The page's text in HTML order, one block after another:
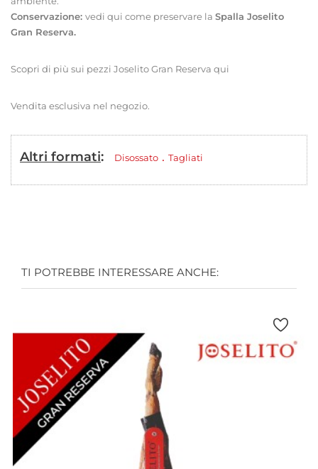
Conservazione: vedi qui come preservare la Spalla Joselito
Gran Reserva.
Scopri di più sui pezzi Joselito Gran Reserva qui
Vendita esclusiva nel negozio.
Altri formati: Disossato . Tagliati
TI POTREBBE INTERESSARE ANCHE: